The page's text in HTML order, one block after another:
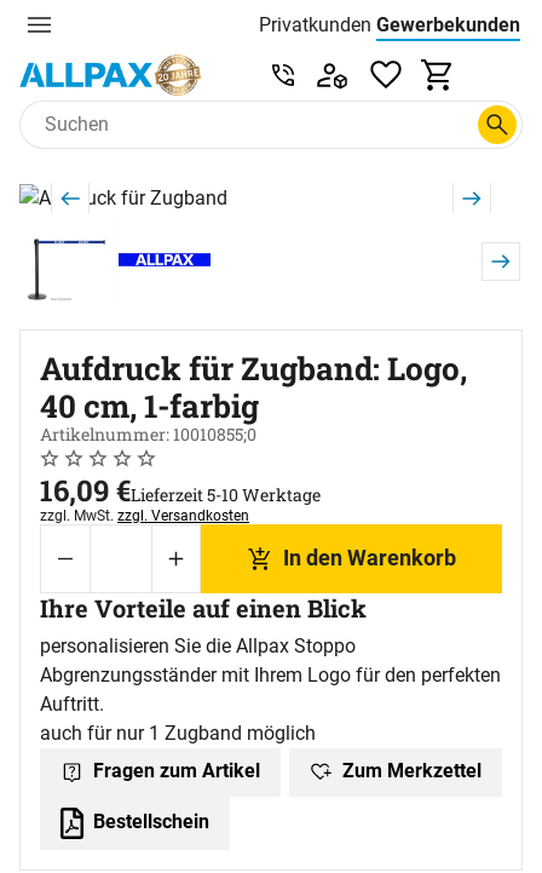
Menu Privatkunden Preisliste:
Gewerbekunden
Zum Hauptinhalt springen
Service & Beratung unter
Produktgalerie
Zur Kaufbox springen
Aufdruck für Zugband: Logo,
40 cm, 1-farbig
Artikelnummer: 10010855;0
Noch keine Bewertungen abgegeben
0 Bewertungen
16,09€Lieferzeit 5-10 Werktage
Steuerhinweis:
zzgl. MwSt. zzgl. Versandkosten
In den Warenkorb
Ihre Vorteile auf einen Blick
personalisieren Sie die Allpax Stoppo
Abgrenzungsständer mit Ihrem Logo für den perfekten
Auftritt.
auch für nur 1 Zugband möglich
Fragen zum Artikel
Zum Merkzettel
Bestellschein